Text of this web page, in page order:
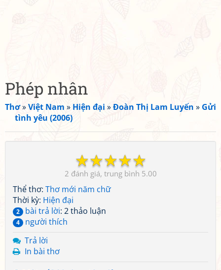
Phép nhân
Thơ»Việt Nam » Hiện đại »Đoàn Thị Lam Luyến » Gửi
tình yêu (2006)
☆
☆
☆
☆
☆
2 5.00
Thể thơ: Thơ mới năm chữ
Thời kỳ: Hiện đại
2 bài trả lời: 2 thảo luận
4
người thích
Trả lời
In bài thơ